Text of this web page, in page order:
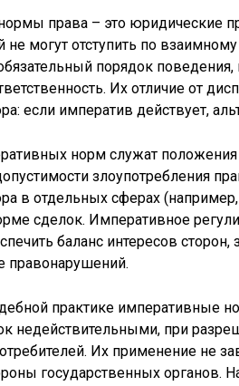
права – это юридические
не могут отступить по
порядок
Их отличие от
если императив действует,
норм служат положения
злоупотребления
в отдельных сферах
сделок. Императивное
баланс интересов
правонарушений.
практике императивные
недействительными, при
Их применение не
государственных органов.